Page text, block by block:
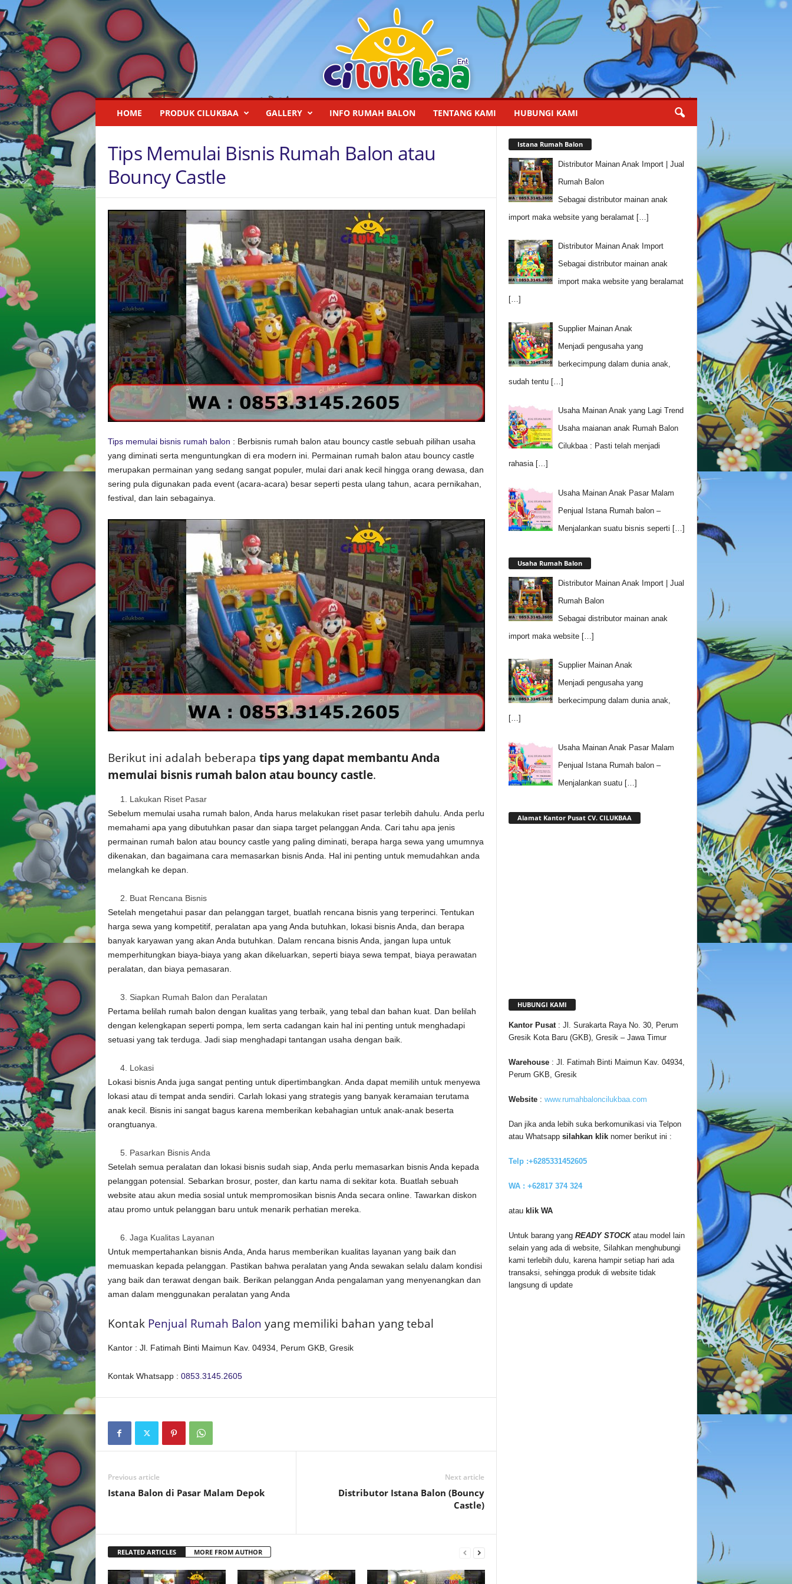
s
t
a
u
l
u
k
b
a
a
HOME PRODUK CILUKBAA GALLERY INFO RUMAH BALON TENTANG KAMI HUBUNGI KAMI
Tips Memulai Bisnis Rumah Balon atau
Bouncy Castle
Tips memulai bisnis rumah balon : Berbisnis rumah balon atau bouncy castle sebuah pilihan usaha
yang diminati serta menguntungkan di era modern ini. Permainan rumah balon atau bouncy castle
merupakan permainan yang sedang sangat populer, mulai dari anak kecil hingga orang dewasa, dan
sering pula digunakan pada event (acara-acara) besar seperti pesta ulang tahun, acara pernikahan,
festival, dan lain sebagainya.
Berikut ini adalah beberapa tips yang dapat membantu Anda
memulai bisnis rumah balon atau bouncy castle.
Lakukan Riset Pasar
Sebelum memulai usaha rumah balon, Anda harus melakukan riset pasar terlebih dahulu. Anda perlu
memahami apa yang dibutuhkan pasar dan siapa target pelanggan Anda. Cari tahu apa jenis
permainan rumah balon atau bouncy castle yang paling diminati, berapa harga sewa yang umumnya
dikenakan, dan bagaimana cara memasarkan bisnis Anda. Hal ini penting untuk memudahkan anda
melangkah ke depan.
Buat Rencana Bisnis
Setelah mengetahui pasar dan pelanggan target, buatlah rencana bisnis yang terperinci. Tentukan
harga sewa yang kompetitif, peralatan apa yang Anda butuhkan, lokasi bisnis Anda, dan berapa
banyak karyawan yang akan Anda butuhkan. Dalam rencana bisnis Anda, jangan lupa untuk
memperhitungkan biaya-biaya yang akan dikeluarkan, seperti biaya sewa tempat, biaya perawatan
peralatan, dan biaya pemasaran.
Siapkan Rumah Balon dan Peralatan
Pertama belilah rumah balon dengan kualitas yang terbaik, yang tebal dan bahan kuat. Dan belilah
dengan kelengkapan seperti pompa, lem serta cadangan kain hal ini penting untuk menghadapi
setuasi yang tak terduga. Jadi siap menghadapi tantangan usaha dengan baik.
Lokasi
Lokasi bisnis Anda juga sangat penting untuk dipertimbangkan. Anda dapat memilih untuk menyewa
lokasi atau di tempat anda sendiri. Carlah lokasi yang strategis yang banyak keramaian terutama
anak kecil. Bisnis ini sangat bagus karena memberikan kebahagian untuk anak-anak beserta
orangtuanya.
Pasarkan Bisnis Anda
Setelah semua peralatan dan lokasi bisnis sudah siap, Anda perlu memasarkan bisnis Anda kepada
pelanggan potensial. Sebarkan brosur, poster, dan kartu nama di sekitar kota. Buatlah sebuah
website atau akun media sosial untuk mempromosikan bisnis Anda secara online. Tawarkan diskon
atau promo untuk pelanggan baru untuk menarik perhatian mereka.
Jaga Kualitas Layanan
Untuk mempertahankan bisnis Anda, Anda harus memberikan kualitas layanan yang baik dan
memuaskan kepada pelanggan. Pastikan bahwa peralatan yang Anda sewakan selalu dalam kondisi
yang baik dan terawat dengan baik. Berikan pelanggan Anda pengalaman yang menyenangkan dan
aman dalam menggunakan peralatan yang Anda
Kontak Penjual Rumah Balon yang memiliki bahan yang tebal
Kantor : Jl. Fatimah Binti Maimun Kav. 04934, Perum GKB, Gresik
Kontak Whatsapp : 0853.3145.2605
Previous article
Istana Balon di Pasar Malam Depok
Next article
Distributor Istana Balon (Bouncy
Castle)
RELATED ARTICLES MORE FROM AUTHOR
Istana Rumah Balon
Distributor Mainan Anak Import | Jual
Rumah Balon
Sebagai distributor mainan anak
import maka website yang beralamat […]
Distributor Mainan Anak Import
Sebagai distributor mainan anak
import maka website yang beralamat
[…]
Supplier Mainan Anak
Menjadi pengusaha yang
berkecimpung dalam dunia anak,
sudah tentu […]
Usaha Mainan Anak yang Lagi Trend
Usaha maianan anak Rumah Balon
Cilukbaa : Pasti telah menjadi
rahasia […]
Usaha Mainan Anak Pasar Malam
Penjual Istana Rumah balon –
Menjalankan suatu bisnis seperti […]
Usaha Rumah Balon
Distributor Mainan Anak Import | Jual
Rumah Balon
Sebagai distributor mainan anak
import maka website […]
Supplier Mainan Anak
Menjadi pengusaha yang
berkecimpung dalam dunia anak,
[…]
Usaha Mainan Anak Pasar Malam
Penjual Istana Rumah balon –
Menjalankan suatu […]
Alamat Kantor Pusat CV. CILUKBAA
HUBUNGI KAMI
Kantor Pusat: Jl. Surakarta Raya No. 30, Perum
Gresik Kota Baru (GKB), Gresik – Jawa Timur
Warehouse: Jl. Fatimah Binti Maimun Kav. 04934,
Perum GKB, Gresik
Website: www.rumahbaloncilukbaa.com
Dan jika anda lebih suka berkomunikasi via Telpon
atau Whatsapp silahkan kliknomer berikut ini :
Telp :+6285331452605
WA : +62817 374 324
atau klik WA
Untuk barang yang READY STOCKatau model lain
selain yang ada di website, Silahkan menghubungi
kami terlebih dulu, karena hampir setiap hari ada
transaksi, sehingga produk di website tidak
langsung di update